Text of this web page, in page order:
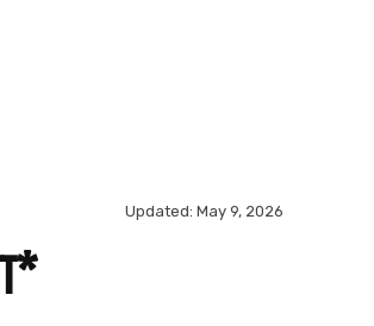
Updated: May 9, 2026